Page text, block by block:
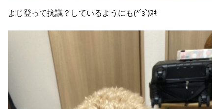
よじ登って抗議？しているようにも(*´з`)ｽｷ